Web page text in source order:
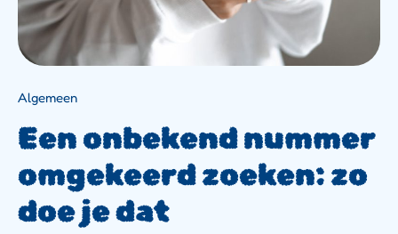
Algemeen
Een onbekend nummer
omgekeerd zoeken: zo
doe je dat